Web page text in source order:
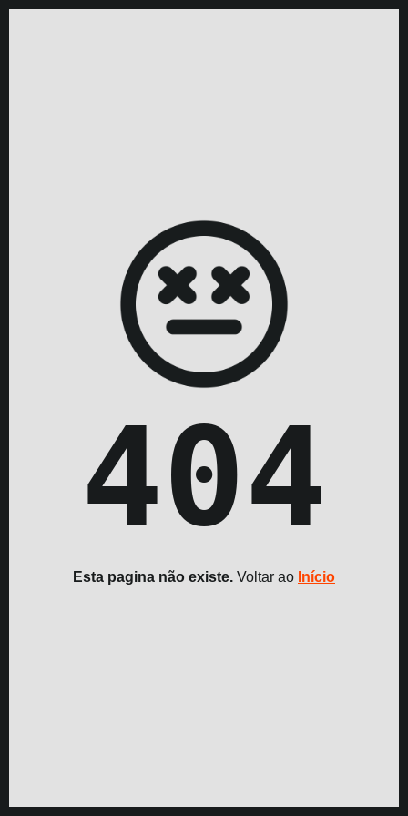
404
Esta pagina não existe. Voltar ao Início